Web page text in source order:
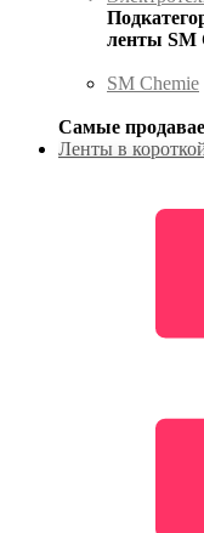
ленты
SM Chemie
Самые
Ленты в